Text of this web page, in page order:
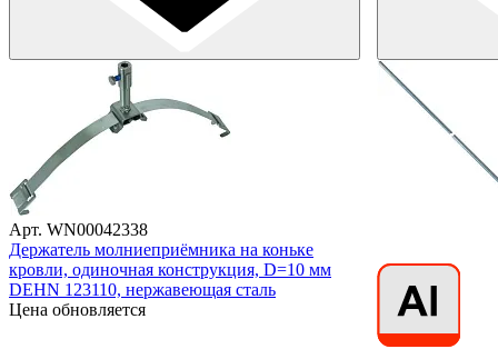
Арт. WN00042338
Держатель молниеприёмника на коньке
кровли, одиночная конструкция, D=10 мм
DEHN 123110, нержавеющая сталь
Цена обновляется